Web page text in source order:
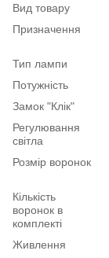
Вид товару
Призначення
Тип лампи
Потужність
Замок "Клік"
Регулювання
світла
Розмір воронок
Кількість
воронок в
комплекті
Живлення